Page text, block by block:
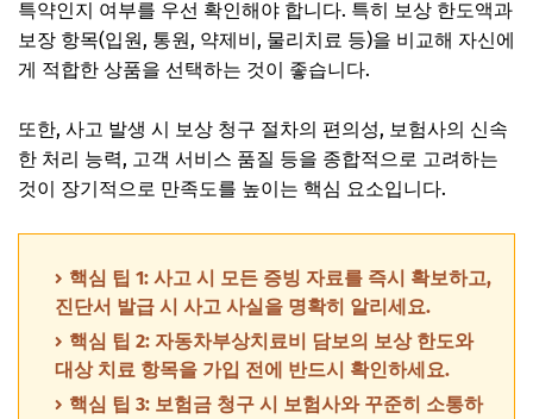
특약인지 여부를 우선 확인해야 합니다. 특히 보상 한도액과
보장 항목(입원, 통원, 약제비, 물리치료 등)을 비교해 자신에
게 적합한 상품을 선택하는 것이 좋습니다.
또한, 사고 발생 시 보상 청구 절차의 편의성, 보험사의 신속
한 처리 능력, 고객 서비스 품질 등을 종합적으로 고려하는
것이 장기적으로 만족도를 높이는 핵심 요소입니다.
핵심 팁 1: 사고 시 모든 증빙 자료를 즉시 확보하고,
진단서 발급 시 사고 사실을 명확히 알리세요.
핵심 팁 2: 자동차부상치료비 담보의 보상 한도와
대상 치료 항목을 가입 전에 반드시 확인하세요.
핵심 팁 3: 보험금 청구 시 보험사와 꾸준히 소통하